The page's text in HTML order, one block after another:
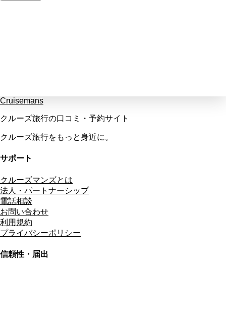
Cruisemans
クルーズ旅行の口コミ・予約サイト
クルーズ旅行をもっと身近に。
サポート
クルーズマンズとは
法人・パートナーシップ
電話相談
お問い合わせ
利用規約
プライバシーポリシー
信頼性・届出